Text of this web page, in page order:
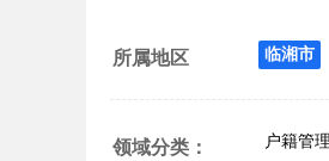
所属地区 临湘市
领域分类： 户籍管